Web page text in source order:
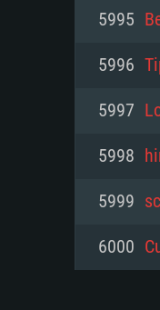
그래픽
해상도:
네트워
여유 저
(Mac),
의
네트워
여유 저
그래픽
와 동급
지원하
5995
5996
5997
5998
5999
6000